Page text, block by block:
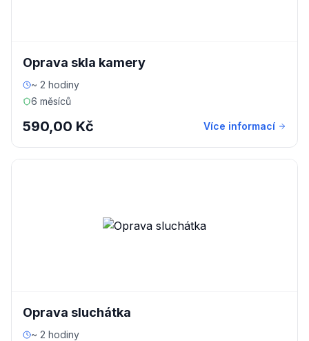
Oprava skla kamery
~ 2 hodiny
6 měsíců
590,00 Kč Více informací
Oprava sluchátka
~ 2 hodiny